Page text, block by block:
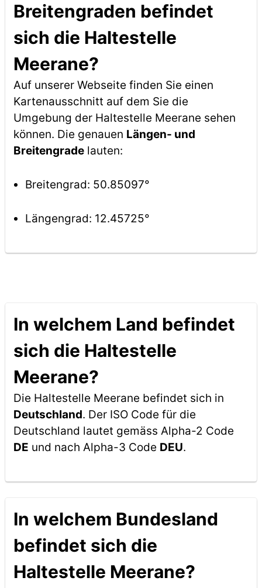
Breitengraden befindet
sich die Haltestelle
Meerane?
Auf unserer Webseite finden Sie einen
Kartenausschnitt auf dem Sie die
Umgebung der Haltestelle Meerane sehen
können. Die genauen Längen- und
Breitengradelauten:
Breitengrad: 50.85097°
Längengrad: 12.45725°
In welchem Land befindet
sich die Haltestelle
Meerane?
Die Haltestelle Meerane befindet sich in
Deutschland. Der ISO Code für die
Deutschland lautet gemäss Alpha-2 Code
DE und nach Alpha-3 Code DEU.
In welchem Bundesland
befindet sich die
Haltestelle Meerane?